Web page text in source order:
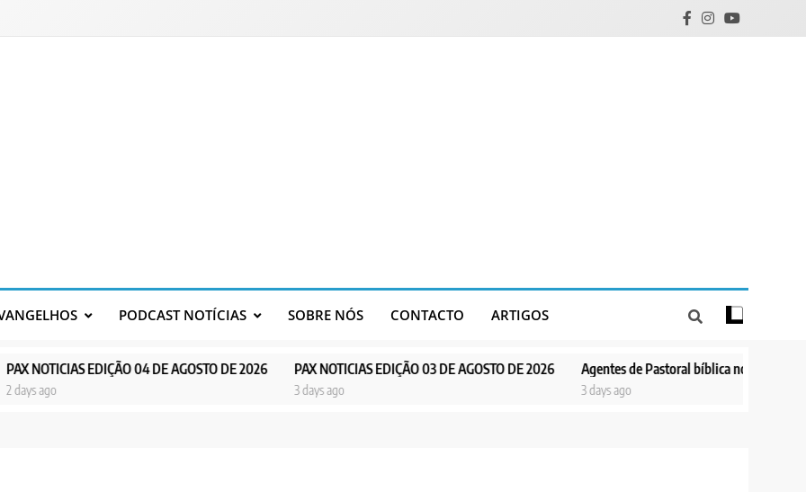
PODCAST NOTÍCIAS SOBRE NÓS CONTACTO ARTIGOS
04 DE AGOSTO DE 2026 PAX NOTICIAS EDIÇÃO 03 DE AGOSTO DE 2026 Agentes de Pastoral bíblica no encontro de revitalização